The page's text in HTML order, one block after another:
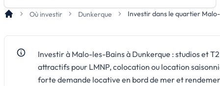
Où investir Dunkerque Investir dans le quartier
Investir à Malo-les-Bains à Dunkerque : studios et T2
attractifs pour LMNP, colocation ou location
forte demande locative en bord de mer et